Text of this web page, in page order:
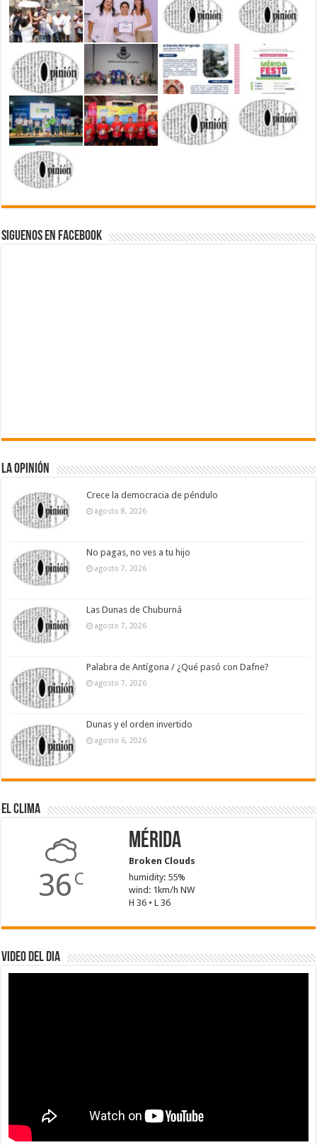
Siguenos en Facebook
La Opinión
Crece la democracia de péndulo
agosto 8, 2026
No pagas, no ves a tu hijo
agosto 7, 2026
Las Dunas de Chuburná
agosto 7, 2026
Palabra de Antígona / ¿Qué pasó con Dafne?
agosto 7, 2026
Dunas y el orden invertido
agosto 6, 2026
El Clima
36 C
Mérida
Broken Clouds
humidity: 55%
wind: 1km/h NW
H 36 • L 36
Video del dia